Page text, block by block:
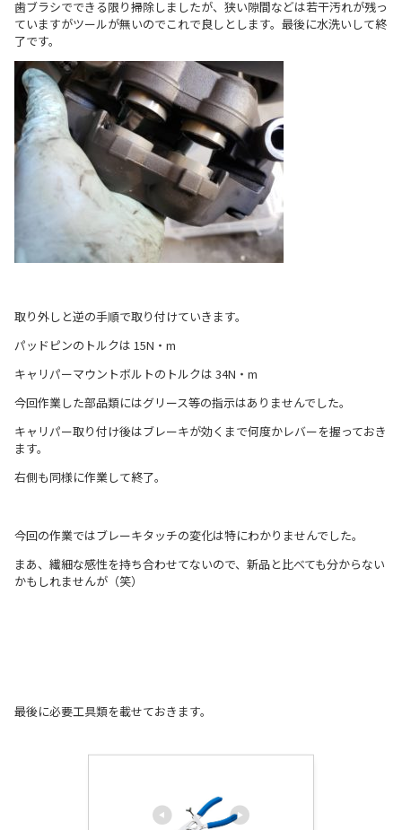
歯ブラシでできる限り掃除しましたが、狭い隙間などは若干汚れが残っ
ていますがツールが無いのでこれで良しとします。最後に水洗いして終
了です。
取り外しと逆の手順で取り付けていきます。
パッドピンのトルクは 15N・m
キャリパーマウントボルトのトルクは 34N・m
今回作業した部品類にはグリース等の指示はありませんでした。
キャリパー取り付け後はブレーキが効くまで何度かレバーを握っておき
ます。
右側も同様に作業して終了。
今回の作業ではブレーキタッチの変化は特にわかりませんでした。
まあ、繊細な感性を持ち合わせてないので、新品と比べても分からない
かもしれませんが（笑）
最後に必要工具類を載せておきます。